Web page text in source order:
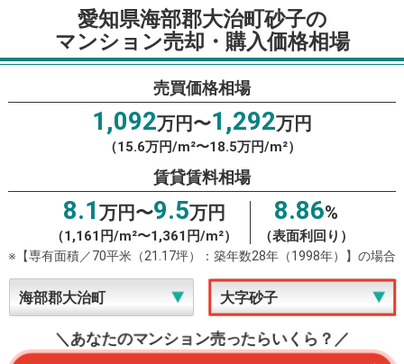
愛知県海部郡大治町砂子の
マンション売却・購入価格相場
売買価格相場
1,092万円〜1,292万円
（15.6万円/m²〜18.5万円/m²）
賃貸賃料相場
8.1 万円〜9.5万円
（1,161円/m²〜1,361円/m²）
8.86%
（表面利回り）
※【専有面積／70平米（21.17坪）：築年数28年（1998年）】の場合
＼あなたのマンション売ったらいくら？／